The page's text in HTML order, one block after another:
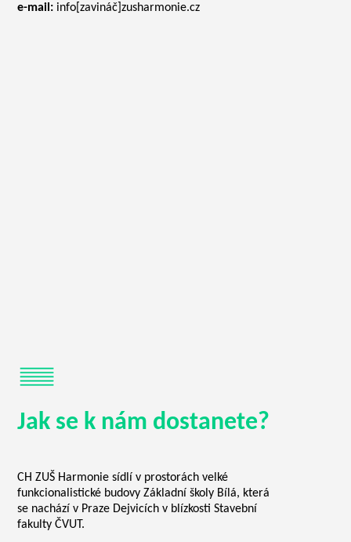
e-mail: info[zavináč]zusharmonie.cz
Jak se k nám dostanete?
CH ZUŠ Harmonie sídlí v prostorách velké
funkcionalistické budovy Základní školy Bílá, která
se nachází v Praze Dejvicích v blízkosti Stavební
fakulty ČVUT.